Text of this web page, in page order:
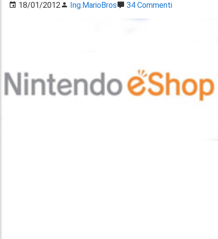
18/01/2012 Ing.MarioBros 34 Commenti